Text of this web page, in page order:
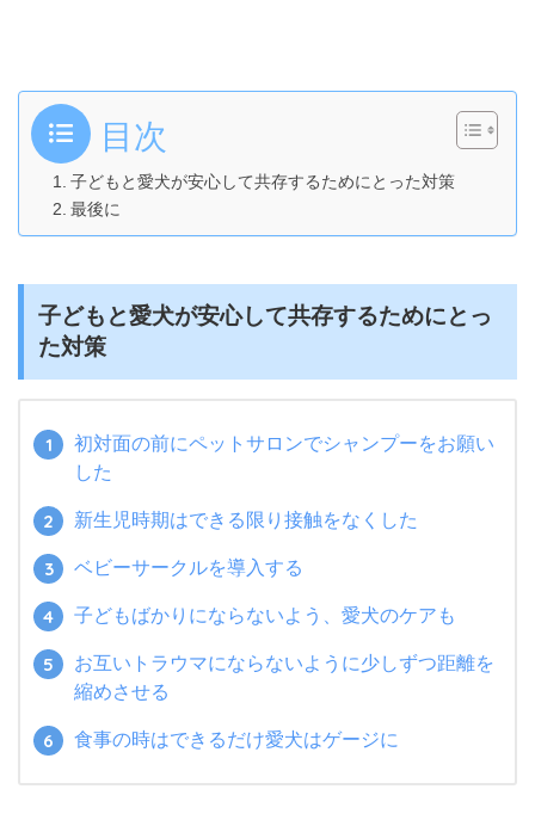
目次
子どもと愛犬が安心して共存するためにとった対策
最後に
子どもと愛犬が安心して共存するためにとっ
た対策
初対面の前にペットサロンでシャンプーをお願い
した
新生児時期はできる限り接触をなくした
ベビーサークルを導入する
子どもばかりにならないよう、愛犬のケアも
お互いトラウマにならないように少しずつ距離を
縮めさせる
食事の時はできるだけ愛犬はゲージに